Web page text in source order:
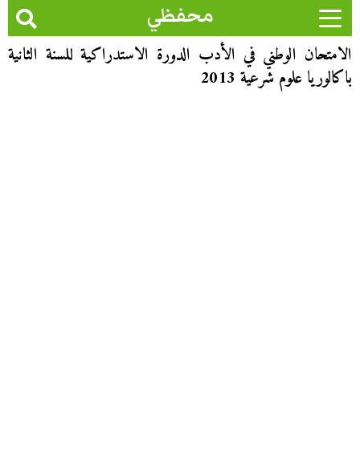
محفظي
الامتحان الوطني في الأدب الدورة الاستدراكية للسنة الثانية
باكالوريا علوم شرعية 2013